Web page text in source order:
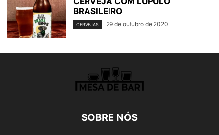
BRASILEIRO
CERVEJAS 29 de outubro de 2020
SOBRE NÓS